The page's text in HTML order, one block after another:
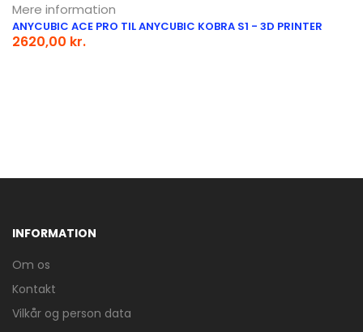
Mere information
ANYCUBIC ACE PRO TIL ANYCUBIC KOBRA S1 - 3D PRINTER
2620,00 kr.
INFORMATION
Om os
Kontakt
Vilkår og person data